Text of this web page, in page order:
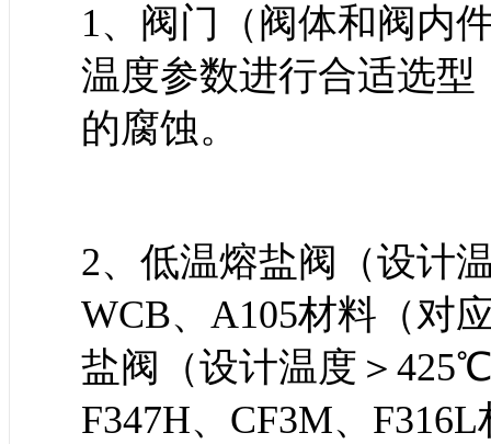
1、阀门（阀体和阀内
温度参数进行合适选
的腐蚀。
2、低温熔盐阀（设计
WCB、A105材料（对
盐阀（设计温度＞
F347H、CF3M、